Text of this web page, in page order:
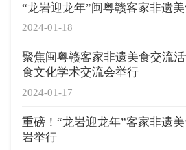
2024-01-18
“龙岩迎龙年”闽粤赣客家非遗
2024-01-17
聚焦闽粤赣客家非遗美食交流
食文化学术交流会举行
重磅！“龙岩迎龙年”客家非遗
岩举行